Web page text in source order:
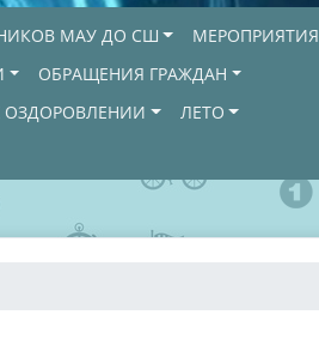
МАУ ДО СШ
МЕРОПРИЯТИЯ
ОБРАЩЕНИЯ ГРАЖДАН
ОЗДОРОВЛЕНИИ
ЛЕТО